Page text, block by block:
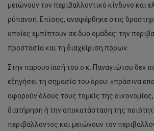
μειώνουν τον περιβαλλοντικό κίνδυνο και
ρύπανση. Επίσης, αναφέρθηκε στις
οποίες εμπίπτουν σε δυο ομάδες: την
προστασία και τη διαχείριση πόρων.
Στην παρουσίασή του ο κ. Παναγιώτου δεν
εξηγήσει τη σημασία του όρου: «πράσινα
αφορούν όλους τους τομείς της
διατήρηση ή την αποκατάσταση της
περιβάλλοντος και μειώνουν τον